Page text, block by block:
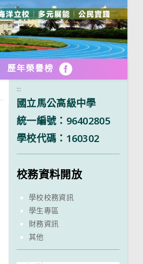
歷年榮譽榜 FB
:::
國立馬公高級中學
統一編號：96402805
學校代碼：160302
校務資料開放
學校校務資訊
學生專區
財務資訊
其他